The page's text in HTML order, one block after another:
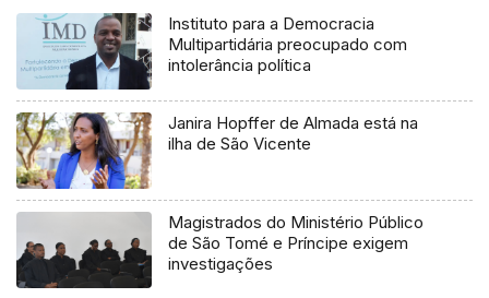
Instituto para a Democracia
Multipartidária preocupado com
intolerância política
Janira Hopffer de Almada está na
ilha de São Vicente
Magistrados do Ministério Público
de São Tomé e Príncipe exigem
investigações